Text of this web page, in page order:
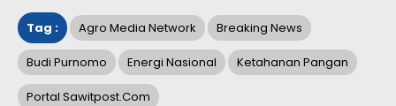
Tag : Agro Media Network Breaking News
Budi Purnomo Energi Nasional Ketahanan Pangan
Portal Sawitpost.com